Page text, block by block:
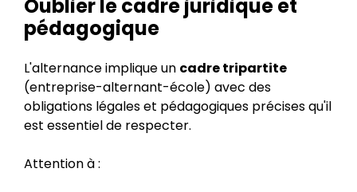
Oublier le cadre juridique et
pédagogique
L'alternance implique un cadre tripartite
(entreprise-alternant-école) avec des
obligations légales et pédagogiques précises qu'il
est essentiel de respecter.
Attention à :